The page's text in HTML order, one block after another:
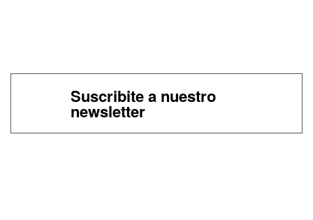
Suscribite a nuestro
newsletter